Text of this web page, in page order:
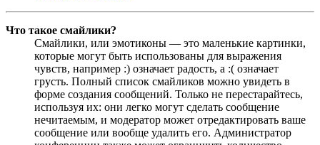
Что такое смайлики?
Смайлики, или эмотиконы — это маленькие картинки,
которые могут быть использованы для выражения
чувств, например :) означает радость, а :( означает
грусть. Полный список смайликов можно увидеть в
форме создания сообщений. Только не перестарайтесь,
используя их: они легко могут сделать сообщение
нечитаемым, и модератор может отредактировать ваше
сообщение или вообще удалить его. Администратор